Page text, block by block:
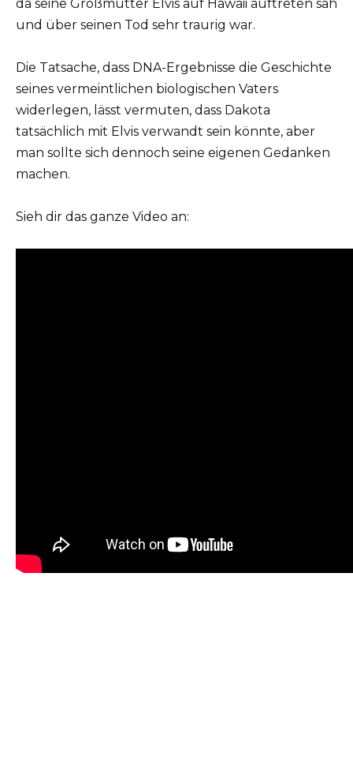
da seine Großmutter Elvis auf Hawaii auftreten sah
und über seinen Tod sehr traurig war.
Die Tatsache, dass DNA-Ergebnisse die Geschichte
seines vermeintlichen biologischen Vaters
widerlegen, lässt vermuten, dass Dakota
tatsächlich mit Elvis verwandt sein könnte, aber
man sollte sich dennoch seine eigenen Gedanken
machen.
Sieh dir das ganze Video an: